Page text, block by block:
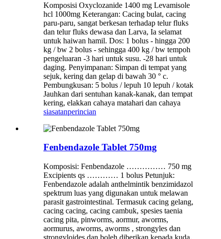
Komposisi Oxyclozanide 1400 mg Levamisole
hcl 1000mg Keterangan: Cacing bulat, cacing
paru-paru, sangat berkesan terhadap telur fluks
dan telur fluks dewasa dan Larva, Ia selamat
untuk haiwan hamil. Dos: 1 bolus - hingga 200
kg / bw 2 bolus - sehingga 400 kg / bw tempoh
pengeluaran -3 hari untuk susu. -28 hari untuk
daging. Penyimpanan: Simpan di tempat yang
sejuk, kering dan gelap di bawah 30 ° c.
Pembungkusan: 5 bolus / lepuh 10 lepuh / kotak
Jauhkan dari sentuhan kanak-kanak, dan tempat
kering, elakkan cahaya matahari dan cahaya
siasatanperincian
Fenbendazole Tablet 750mg
Komposisi: Fenbendazole …………… 750 mg
Excipients qs ………… 1 bolus Petunjuk:
Fenbendazole adalah anthelmintik benzimidazol
spektrum luas yang digunakan untuk melawan
parasit gastrointestinal. Termasuk cacing gelang,
cacing cacing, cacing cambuk, spesies taenia
cacing pita, pinworms, aormur, aworms,
aormurus, aworms, aworms , strongyles dan
strongyloides dan boleh diberikan kepada kuda,